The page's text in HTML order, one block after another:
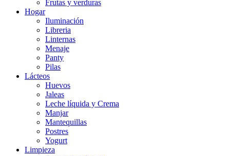
Frutas y verduras
Hogar
Iluminación
Libreria
Linternas
Menaje
Panty
Pilas
Lácteos
Huevos
Jaleas
Leche líquida y Crema
Manjar
Mantequillas
Postres
Yogurt
Limpieza